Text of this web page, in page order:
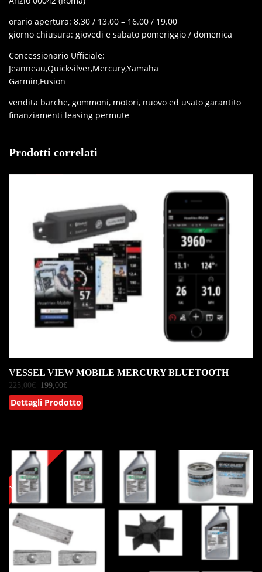
orario apertura: 8.30 / 13.00 – 16.00 / 19.00
giorno chiusura: giovedi e sabato pomeriggio / domenica
Concessionario Ufficiale:
Jeanneau,Quicksilver,Mercury,Yamaha
Garmin,Fusion
vendita barche, gommoni, motori, nuovo ed usato garantito
finanziamenti leasing permute
Prodotti correlati
VESSEL VIEW MOBILE MERCURY BLUETOOTH
225,00€ 199,00€
Dettagli Prodotto
IN OFFERTA!